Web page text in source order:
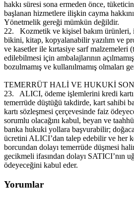
hakkı süresi sona ermeden önce,
başlanan hizmetlere ilişkin cayma
Yönetmelik gereği mümkün değildir.
22.
Kozmetik ve kişisel bakım
bikini, kitap, kopyalanabilir yazılım ve
ve kasetler ile kırtasiye sarf malzemeleri
edilebilmesi için ambalajlarının
bozulmamış ve kullanılmamış olmaları
TEMERRÜT HALİ VE HUKUKİ
23.
ALICI, ödeme işlemlerini kredi kartı
temerrüde düştüğü takdirde, kart sahibi
kartı sözleşmesi çerçevesinde faiz
sorumlu olacağını kabul, beyan ve
banka hukuki yollara başvurabilir;
ücretini ALICI’dan talep edebilir ve her
borcundan dolayı temerrüde düşmesi
gecikmeli ifasından dolayı SATICI’nın
ödeyeceğini kabul eder.
Yorumlar